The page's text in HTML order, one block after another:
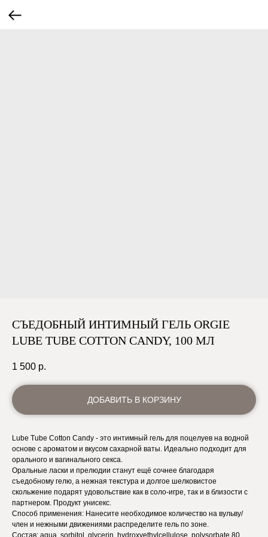
СЪЕДОБНЫЙ ИНТИМНЫЙ ГЕЛЬ ORGIE
LUBE TUBE COTTON CANDY, 100 МЛ
1 500 р.
ДОБАВИТЬ В КОРЗИНУ
Lube Tube Cotton Candy - это интимный гель для поцелуев на водной
основе с ароматом и вкусом сахарной ваты. Идеально подходит для
орального и вагинального секса.
Оральные ласки и прелюдии станут ещё сочнее благодаря
съедобному гелю, а нежная текстура и долгое шелковистое
скольжение подарят удовольствие как в соло-игре, так и в близости с
партнером. Продукт унисекс.
Способ применения: Нанесите необходимое количество на вульву/
член и нежными движениями распределите гель по зоне.